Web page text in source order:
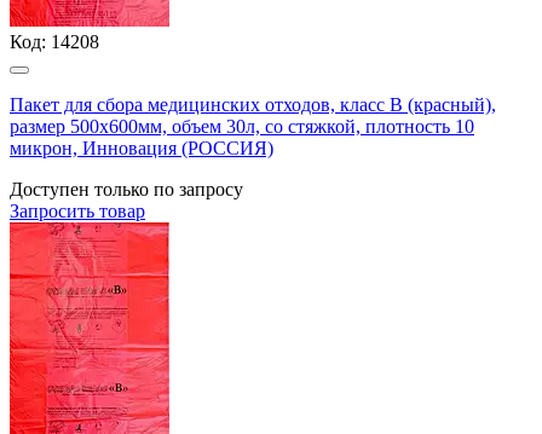
Код: 14208
Пакет для сбора медицинских отходов, класс В (красный),
размер 500х600мм, объем 30л, со стяжкой, плотность 10
микрон, Инновация (РОССИЯ)
Доступен только по запросу
Запросить товар